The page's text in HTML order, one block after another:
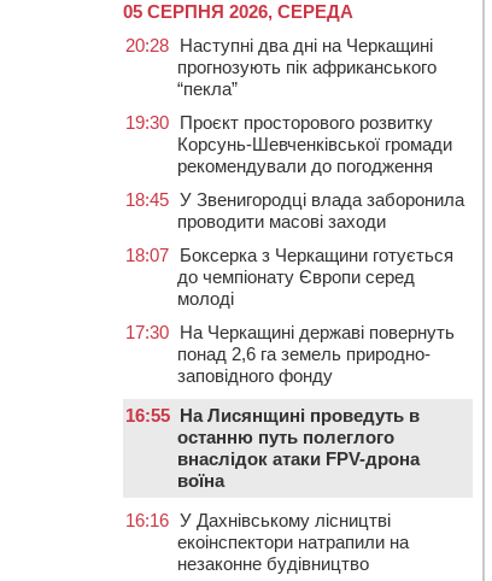
05 СЕРПНЯ 2026, СЕРЕДА
20:28 Наступні два дні на Черкащині
прогнозують пік африканського
“пекла”
19:30 Проєкт просторового розвитку
Корсунь-Шевченківської громади
рекомендували до погодження
18:45 У Звенигородці влада заборонила
проводити масові заходи
18:07 Боксерка з Черкащини готується
до чемпіонату Європи серед
молоді
17:30 На Черкащині державі повернуть
понад 2,6 га земель природно-
заповідного фонду
16:55 На Лисянщині проведуть в
останню путь полеглого
внаслідок атаки FPV-дрона
воїна
16:16 У Дахнівському лісництві
екоінспектори натрапили на
незаконне будівництво